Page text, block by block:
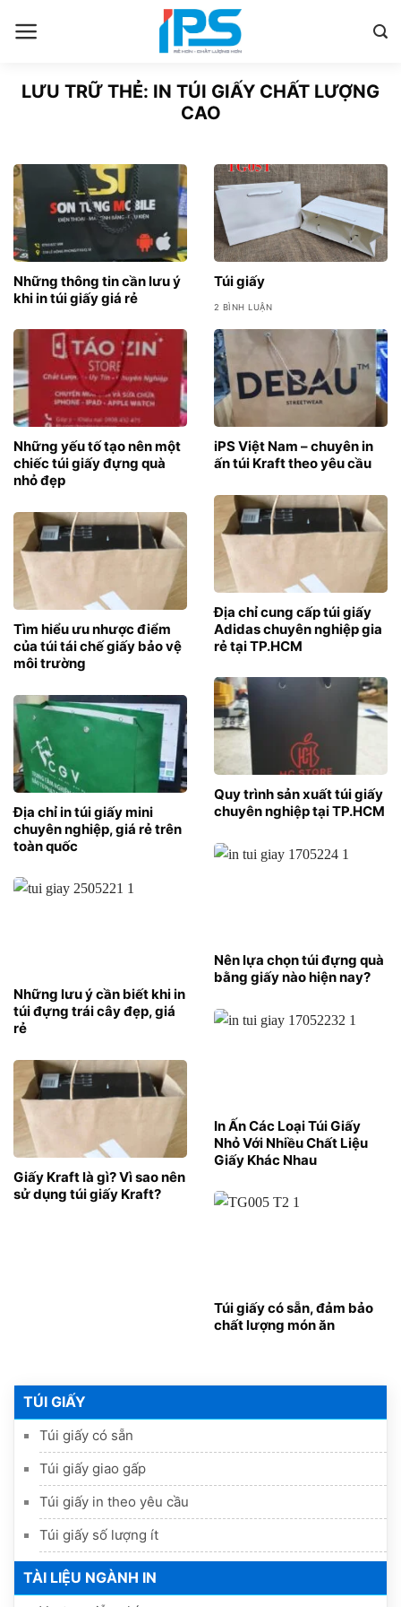
qua
LƯU TRỮ THẺ: IN TÚI GIẤY CHẤT LƯỢNG
CAO
TÚI GIẤY
Túi giấy có sẵn
Túi giấy giao gấp
Túi giấy in theo yêu cầu
Túi giấy số lượng ít
TÀI LIỆU NGÀNH IN
Những thông tin cần lưu ý
khi in túi giấy giá rẻ
Túi giấy
2 BÌNH LUẬN
iPS Việt Nam – chuyên in
ấn túi Kraft theo yêu cầu
Những yếu tố tạo nên một
chiếc túi giấy đựng quà
nhỏ đẹp
Địa chỉ cung cấp túi giấy
Adidas chuyên nghiệp gia
rẻ tại TP.HCM
Tìm hiểu ưu nhược điểm
của túi tái chế giấy bảo vệ
môi trường
Quy trình sản xuất túi giấy
chuyên nghiệp tại TP.HCM
Địa chỉ in túi giấy mini
chuyên nghiệp, giá rẻ trên
toàn quốc
Nên lựa chọn túi đựng quà
bằng giấy nào hiện nay?
Những lưu ý cần biết khi in
túi đựng trái cây đẹp, giá
rẻ
In Ấn Các Loại Túi Giấy
Nhỏ Với Nhiều Chất Liệu
Giấy Khác Nhau
Giấy Kraft là gì? Vì sao nên
sử dụng túi giấy Kraft?
Túi giấy có sẵn, đảm bảo
chất lượng món ăn